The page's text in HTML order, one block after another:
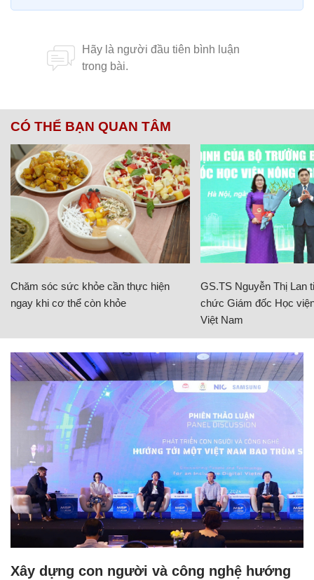
CÓ THỂ BẠN QUAN TÂM
Chăm sóc sức khỏe cần thực hiện
ngay khi cơ thể còn khỏe
GS.TS Nguyễn Thị Lan
chức Giám đốc Học
Việt Nam
Xây dựng con người và công nghệ hướng